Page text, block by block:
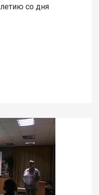
со дня